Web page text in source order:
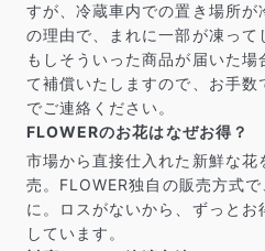
すが、冷蔵車内での置き場所が
の理由で、まれに一部が凍って
もしそういった商品が届いた場
て補償いたしますので、お手数
でご連絡ください。
FLOWERのお花はなぜお得？
市場から直接仕入れた新鮮な花
売。FLOWER独自の販売方式
に。ロスがないから、ずっとお
しています。